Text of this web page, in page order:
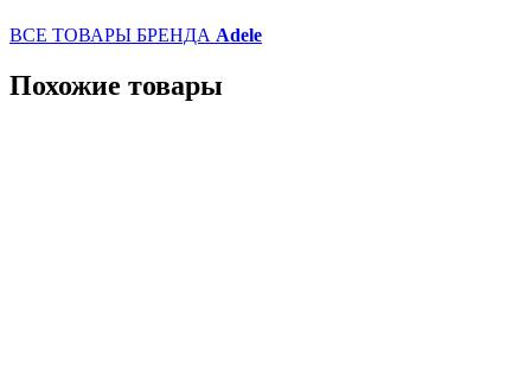
ВСЕ ТОВАРЫ БРЕНДА Adele
Похожие товары